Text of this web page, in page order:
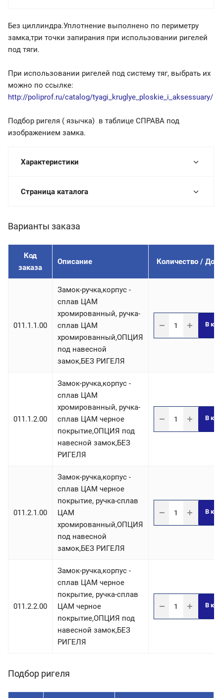
Без циллиндра.Уплотнение выполнено по периметру
замка,три точки запирания при использовании ригелей
под тяги.
При использовании ригелей под систему тяг, выбрать их
можно по ссылке:
http://poliprof.ru/catalog/tyagi_kruglye_ploskie_i_aksessuary/
Подбор ригеля ( язычка) в таблице СПРАВА под
изображением замка.
Характеристики
Страница каталога
Варианты заказа
Код
заказа
Описание Количество /
011.1.1.00
Замок-ручка,корпус -
сплав ЦАМ
хромированный, ручка-
сплав ЦАМ
хромированный,ОПЦИЯ
под навесной
замок,БЕЗ РИГЕЛЯ
В
011.1.2.00
Замок-ручка,корпус -
сплав ЦАМ
хромированный, ручка-
сплав ЦАМ черное
покрытие,ОПЦИЯ под
навесной замок,БЕЗ
РИГЕЛЯ
В
011.2.1.00
Замок-ручка,корпус -
сплав ЦАМ черное
покрытие, ручка-сплав
ЦАМ
хромированный,ОПЦИЯ
под навесной
замок,БЕЗ РИГЕЛЯ
В
011.2.2.00
Замок-ручка,корпус -
сплав ЦАМ черное
покрытие, ручка-сплав
ЦАМ черное
покрытие,ОПЦИЯ под
навесной замок,БЕЗ
РИГЕЛЯ
В
Подбор ригеля